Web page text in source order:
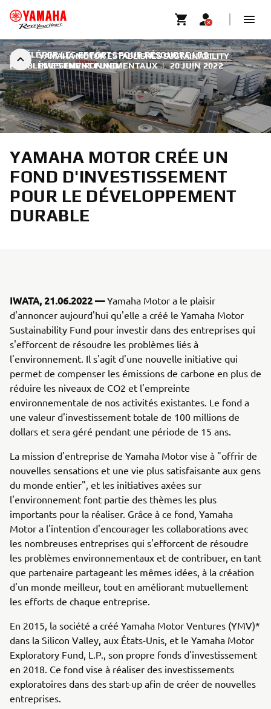
YAMAHA MOTOR ESTABLISHES SUSTAINABILITY
INVESTMENT FUND
ACCÉLÉRER LES EFFORTS POUR RÉSOUDRE LES
PROBLÈMES ENVIRONNEMENTAUX | 20 JUIN 2022
YAMAHA MOTOR CRÉE UN
FOND D'INVESTISSEMENT
POUR LE DÉVELOPPEMENT
DURABLE
IWATA, 21.06.2022 —Yamaha Motor a le plaisir
d'annoncer aujourd'hui qu'elle a créé le Yamaha Motor
Sustainability Fund pour investir dans des entreprises qui
s'efforcent de résoudre les problèmes liés à
l'environnement. Il s'agit d'une nouvelle initiative qui
permet de compenser les émissions de carbone en plus de
réduire les niveaux de CO2 et l'empreinte
environnementale de nos activités existantes. Le fond a
une valeur d'investissement totale de 100 millions de
dollars et sera géré pendant une période de 15 ans.
La mission d'entreprise de Yamaha Motor vise à "offrir de
nouvelles sensations et une vie plus satisfaisante aux gens
du monde entier", et les initiatives axées sur
l'environnement font partie des thèmes les plus
importants pour la réaliser. Grâce à ce fond, Yamaha
Motor a l'intention d'encourager les collaborations avec
les nombreuses entreprises qui s'efforcent de résoudre
les problèmes environnementaux et de contribuer, en tant
que partenaire partageant les mêmes idées, à la création
d'un monde meilleur, tout en améliorant mutuellement
les efforts de chaque entreprise.
En 2015, la société a créé Yamaha Motor Ventures (YMV)*
dans la Silicon Valley, aux États-Unis, et le Yamaha Motor
Exploratory Fund, L.P., son propre fonds d'investissement
en 2018. Ce fond vise à réaliser des investissements
exploratoires dans des start-up afin de créer de nouvelles
entreprises.